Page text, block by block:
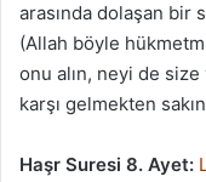
arasında dolaşan bir
(Allah böyle
onu alın, neyi de
karşı gelmekten
Haşr Suresi 8. Ayet: